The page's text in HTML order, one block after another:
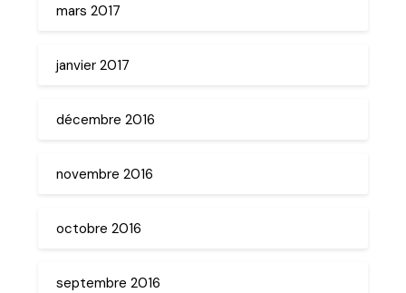
mars 2017
janvier 2017
décembre 2016
novembre 2016
octobre 2016
septembre 2016